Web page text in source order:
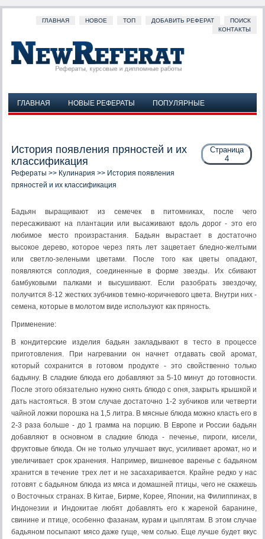
ГЛАВНАЯ НОВОЕ ТОП ДОБАВИТЬ РЕФЕРАТ
ПОИСК
КОНТАКТЫ
ГЛАВНАЯ НОВЫЕ РЕФЕРАТЫ
ПОПУЛЯРНЫЕ
Страница
4
История появления пряностей и их
классификация
Рефераты >> Кулинария >> История появления
пряностей и их классификация
Бадьян выращивают из семечек в питомниках, после чего
пересаживают на плантации или высаживают вдоль дорог - это его
любимое место произрастания. Бадьян вырастает в достаточно
высокое дерево, которое через пять лет зацветает бледно-желтыми
или светло-зелеными цветами. После того как цветы опадают,
появляются соплодия, соединенные в форме звезды. Их сбивают
бамбуковыми палками и высушивают. Если разобрать звездочку,
получится 8-12 жестких зубчиков темно-коричневого цвета. Внутри них -
семена, которые в молотом виде используют как пряность.
Применение:
В кондитерские изделия бадьян закладывают в тесто в процессе
приготовления. При нагревании он начнет отдавать свой аромат,
который сохранится в готовом продукте - это свойственно только
бадьяну. В сладкие блюда его добавляют за 5-10 минут до готовности.
После этого обязательно нужно снять блюдо с огня, закрыть крышкой и
дать настояться. В этом случае достаточно 1-2 зубчиков или четверти
чайной ложки порошка на 1,5 литра. В мясные блюда можно класть его в
2-3 раза больше - до 1 грамма на порцию. В Европе и России бадьян
добавляют в основном в сладкие блюда - печенье, пироги, кисели,
фруктовые блюда. Он не только улучшает вкус, усиливает аромат, но и
увеличивает срок хранения. Например, вишневое варенье с бадьяном
хранится в течение трех лет и не засахаривается. Крайне редко у нас
готовят с бадьяном блюда из мяса и домашней птицы, чего не скажешь
о Восточных странах. В Китае, Бирме, Корее, Японии, на Филиппинах, в
Индонезии и Индокитае любят добавлять его к жареной баранине,
свинине и птице, особенно фазанам, курам и цыплятам. В этом случае
бадьяном посыпают мясо даже гуще, чем солью. Еще лучше будет вкус